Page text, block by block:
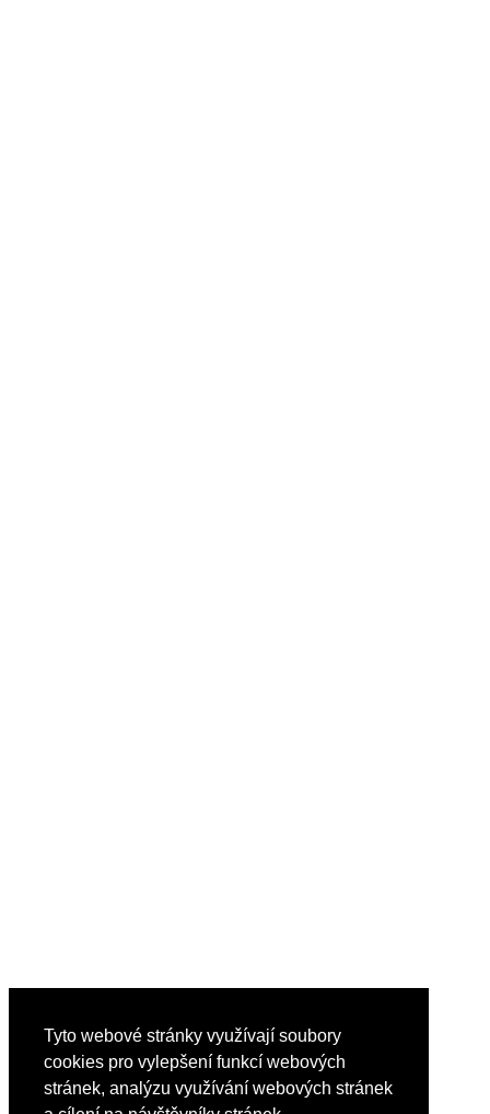
Tyto webové stránky využívají soubory
cookies pro vylepšení funkcí webových
stránek, analýzu využívání webových stránek